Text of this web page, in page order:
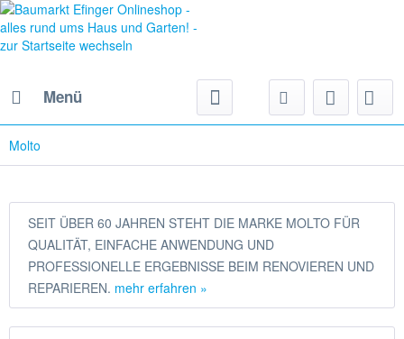
Menü
Molto
SEIT ÜBER 60 JAHREN STEHT DIE MARKE MOLTO FÜR
QUALITÄT, EINFACHE ANWENDUNG UND
PROFESSIONELLE ERGEBNISSE BEIM RENOVIEREN UND
REPARIEREN. mehr erfahren »